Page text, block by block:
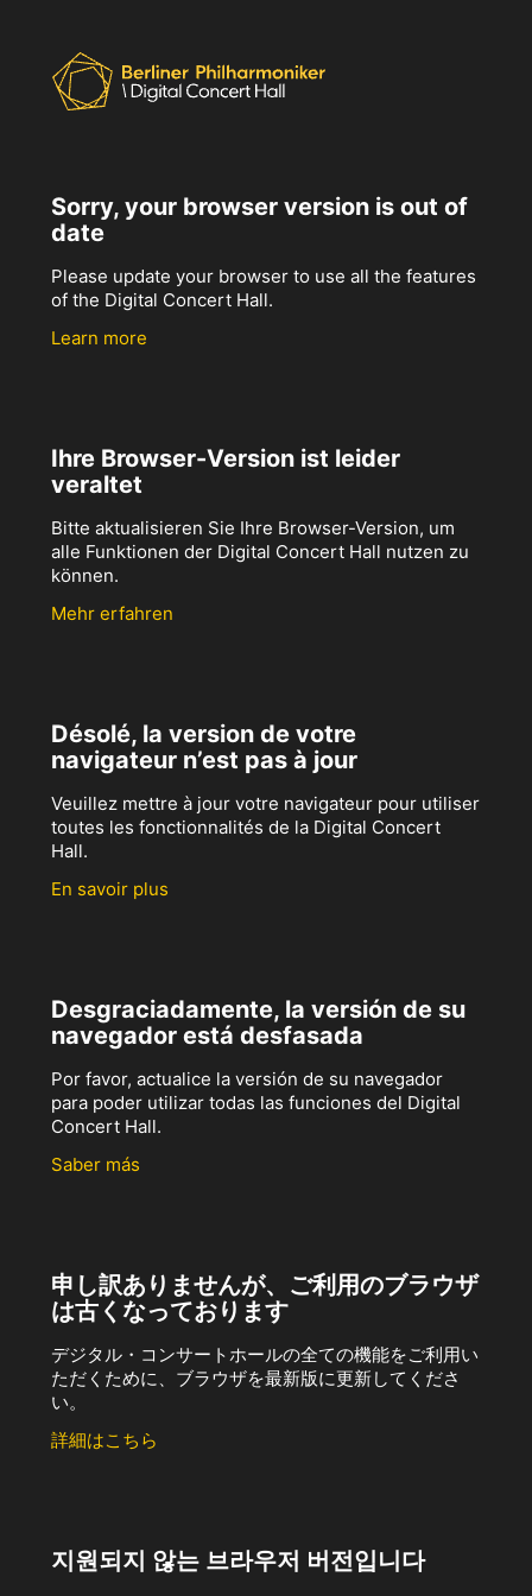
Sorry, your browser version is out of
date
Please update your browser to use all the features
of the Digital Concert Hall.
Learn more
Ihre Browser-Version ist leider
veraltet
Bitte aktualisieren Sie Ihre Browser-Version, um
alle Funktionen der Digital Concert Hall nutzen zu
können.
Mehr erfahren
Désolé, la version de votre
navigateur n’est pas à jour
Veuillez mettre à jour votre navigateur pour utiliser
toutes les fonctionnalités de la Digital Concert
Hall.
En savoir plus
Desgraciadamente, la versión de su
navegador está desfasada
Por favor, actualice la versión de su navegador
para poder utilizar todas las funciones del Digital
Concert Hall.
Saber más
申し訳ありませんが、ご利用のブラウザ
は古くなっております
デジタル・コンサートホールの全ての機能をご利用い
ただくために、ブラウザを最新版に更新してくださ
い。
詳細はこちら
지원되지 않는 브라우저 버전입니다